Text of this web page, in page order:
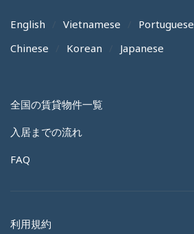
English Vietnamese
Portuguese
Chinese
Korean Japanese
全国の賃貸物件一覧
入居までの流れ
FAQ
利用規約